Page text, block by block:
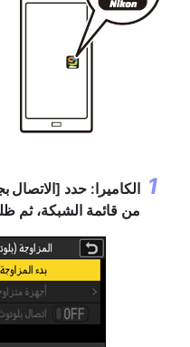
الكاميرا: حدد [الاتصال
من قائمة الشبكة، ثم